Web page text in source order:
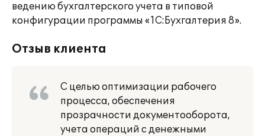
ведению бухгалтерского учета в типовой
конфигурации программы «1С:Бухгалтерия 8».
Отзыв клиента
С целью оптимизации рабочего
процесса, обеспечения
прозрачности документооборота,
учета операций с денежными